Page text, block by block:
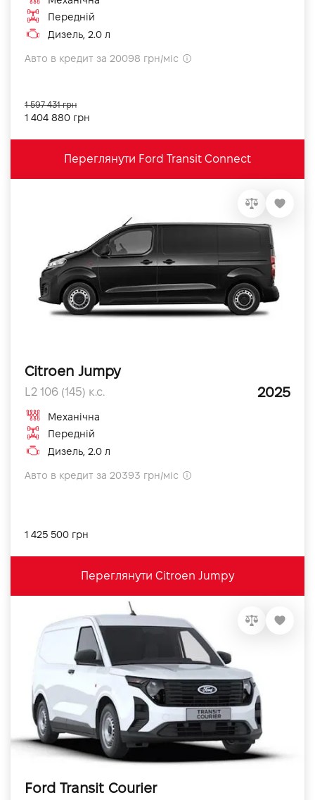
Передній
Дизель, 2.0 л
Авто в кредит за 20098 грн/міс
1 404 880 грн
1 597 431 грн
Переглянути Ford Transit Connect
Citroen Jumpy
L2 106 (145) к.с. 2025
Механічна
Передній
Дизель, 2.0 л
Авто в кредит за 20393 грн/міс
1 425 500 грн
Переглянути Citroen Jumpy
Ford Transit Courier